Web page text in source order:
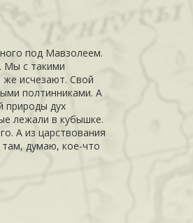
под Мавзолеем.
Мы с такими
же исчезают. Свой
полтинниками. А
природы дух
лежали в кубышке.
А из царствования
думаю, кое-что